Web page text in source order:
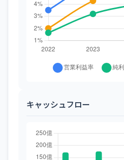
キャッシュフロー